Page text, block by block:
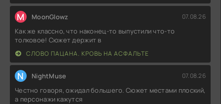
M MoonGlowz 07.08.26
Как же классно, что наконец-то выпустили что-то
толковое! Сюжет держит в
СЛОВО ПАЦАНА. КРОВЬ НА АСФАЛЬТЕ
N NightMuse 07.08.26
Честно говоря, ожидал большего. Сюжет местами плоский,
а персонажи кажутся